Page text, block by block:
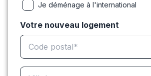
Je déménage à l'international
Votre nouveau logement